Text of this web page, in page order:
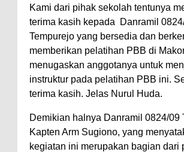
Kami dari pihak sekolah tentunya
terima kasih kepada Danramil
Tempurejo yang bersedia dan
memberikan pelatihan PBB di
menugaskan anggotanya untuk
instruktur pada pelatihan PBB ini.
terima kasih. Jelas Nurul Huda.
Demikian halnya Danramil 0824/09
Kapten Arm Sugiono, yang
kegiatan ini merupakan bagian dari